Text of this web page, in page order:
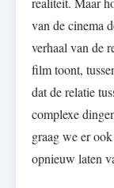
van de cinema
verhaal van de
film toont,
dat de relatie
complexe
graag we er
opnieuw laten